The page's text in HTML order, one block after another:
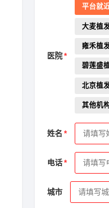
医院
平台就
大麦植
雍禾植
碧莲盛
北京植
其他机
姓名
电话
城市